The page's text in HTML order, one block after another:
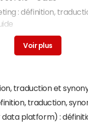
: définition,
: définition,
traduction
> Guide
traduction et
traduction,
data platform) :